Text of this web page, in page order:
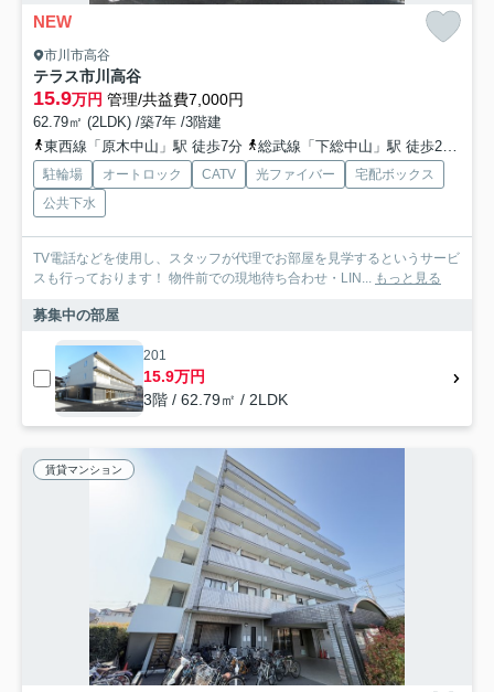
NEW
市川市高谷
テラス市川高谷
15.9万円 管理/共益費7,000円
62.79㎡ (2LDK) /築7年 /3階建
東西線「原木中山」駅 徒歩7分
総武線「下総中山」駅 徒歩24分
駐輪場 オートロック CATV 光ファイバー
宅配ボックス
公共下水
TV電話などを使用し、スタッフが代理でお部屋を見学するというサービ
スも行っております！ 物件前での現地待ち合わせ・LIN... もっと見る
募集中の部屋
201
15.9万円
3階 / 62.79㎡ / 2LDK
賃貸マンション